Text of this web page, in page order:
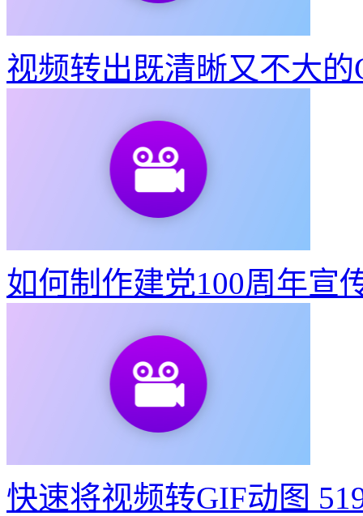
视频转出既清晰又不大的
如何制作建党100周年宣
快速将视频转GIF动图